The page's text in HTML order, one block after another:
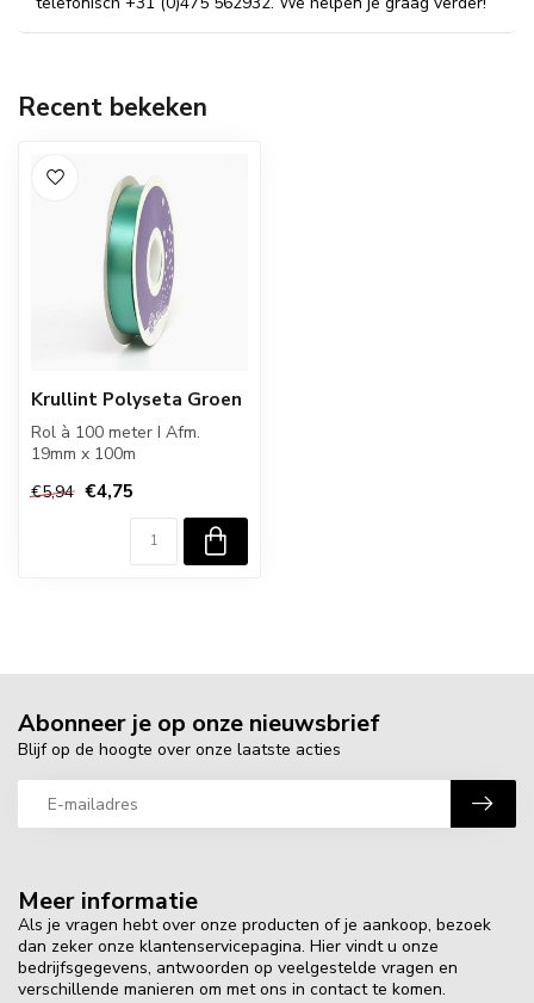
Recent bekeken
Krullint Polyseta Groen
Rol à 100 meter I Afm.
19mm x 100m
€5,94 €4,75
Meer informatie
Als je vragen hebt over onze producten of je aankoop, bezoek
dan zeker onze klantenservicepagina. Hier vindt u onze
bedrijfsgegevens, antwoorden op veelgestelde vragen en
verschillende manieren om met ons in contact te komen.
Abonneer je op onze nieuwsbrief
Blijf op de hoogte over onze laatste acties